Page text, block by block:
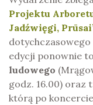
Projektu
Jadźwięgi,
edycji ponownie
ludowego
godz. 16.00) oraz
którą po